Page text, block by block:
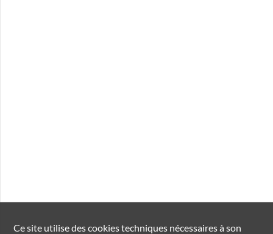
Ce site utilise descookiestechniques nécessaires à son